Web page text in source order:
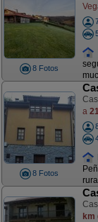
8 Fotos
8 Fotos
a
km